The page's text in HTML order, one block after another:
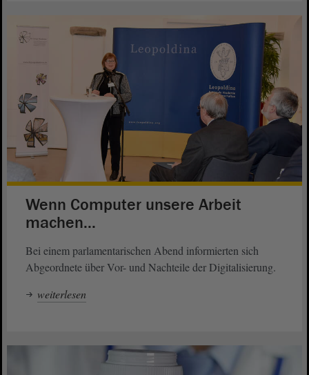
Wenn Computer unsere Arbeit
machen...
Bei einem parlamentarischen Abend informierten sich
Abgeordnete über Vor- und Nachteile der Digitalisierung.
weiterlesen